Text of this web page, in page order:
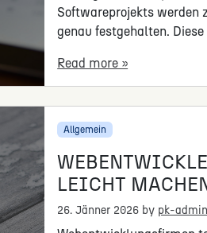
Softwareprojekts werden
genau festgehalten.
Read more »
Allgemein
LEICHT
26. Jänner 2026 by pk-admin